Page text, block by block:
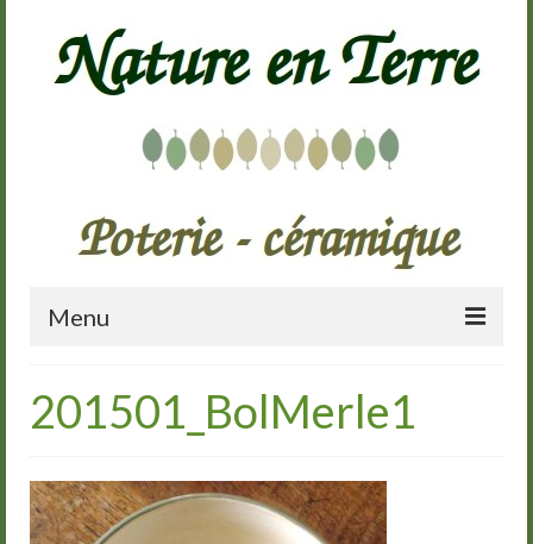
Menu
Présentation
Galerie
Cours de poterie
201501_BolMerle1